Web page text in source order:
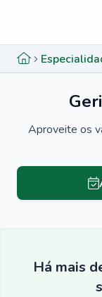
Aproveite os
Há mais